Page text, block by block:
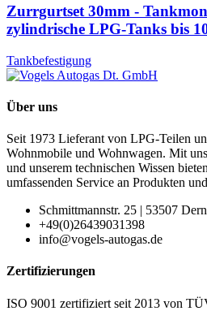
Zurrgurtset 30mm -
zylindrische LPG-Tanks bis
Tankbefestigung
Über uns
Seit 1973 Lieferant von LPG-Teilen
Wohnmobile und Wohnwagen. Mit
und unserem technischen Wissen
umfassenden Service an Produkten
Schmittmannstr. 25 | 53507
+49(0)26439031398
info@vogels-autogas.de
Zertifizierungen
ISO 9001 zertifiziert seit 2013 von